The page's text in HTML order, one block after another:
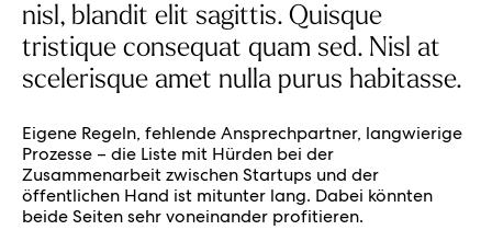
nisl, blandit elit sagittis. Quisque
tristique consequat quam sed. Nisl at
scelerisque amet nulla purus habitasse.
Eigene Regeln, fehlende Ansprechpartner, langwierige
Prozesse – die Liste mit Hürden bei der
Zusammenarbeit zwischen Startups und der
öffentlichen Hand ist mitunter lang. Dabei könnten
beide Seiten sehr voneinander profitieren.